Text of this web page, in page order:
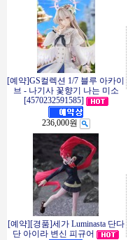
[예약]GS컬렉션 1/7 블루 아카이
브 - 나기사 꽃향기 나는 미소
[4570232591585]
236,000원
[예약][경품]세가 Luminasta 단다
단 아이라 변신 피규어